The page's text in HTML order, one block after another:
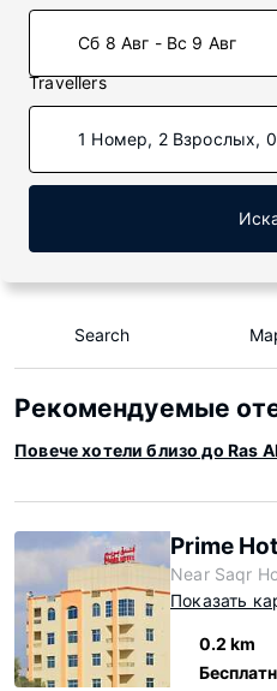
Сб 8 Авг - Вс 9 Авг
Travellers
1 Номер, 2 Взрослых,
Search
Рекомендуемые
Повече хотели близо до Ras
Prime
Near Saqr
Показать
0.2 km